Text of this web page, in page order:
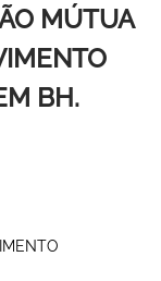
MÚTUA
BH.